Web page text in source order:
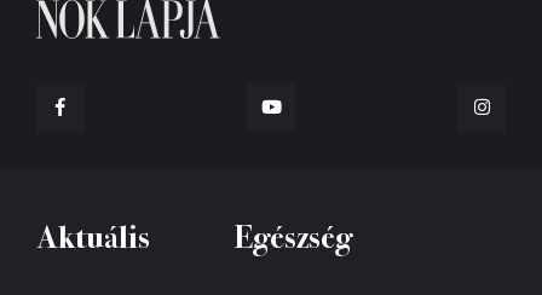
Aktuális Egészség